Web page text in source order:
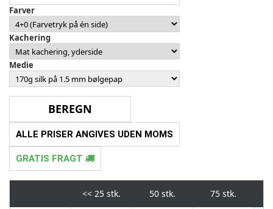
Farver
Kachering
Medie
ALLE PRISER ANGIVES UDEN MOMS
GRATIS FRAGT
<< 25 stk. 50 stk. 75 stk.